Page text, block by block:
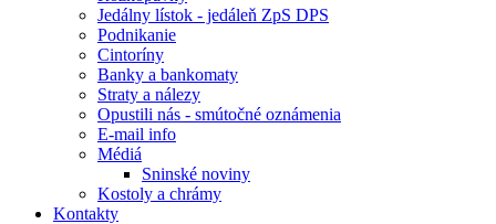
Jedálny lístok - jedáleň ZpS DPS
Podnikanie
Cintoríny
Banky a bankomaty
Straty a nálezy
Opustili nás - smútočné oznámenia
E-mail info
Médiá
Sninské noviny
Kostoly a chrámy
Kontakty